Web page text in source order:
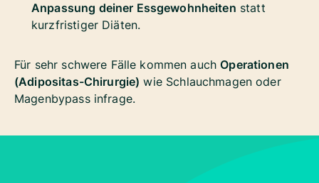
Anpassung deiner Essgewohnheiten statt
kurzfristiger Diäten.
Für sehr schwere Fälle kommen auchOperationen
(Adipositas-Chirurgie) wie Schlauchmagen oder
Magenbypass infrage.